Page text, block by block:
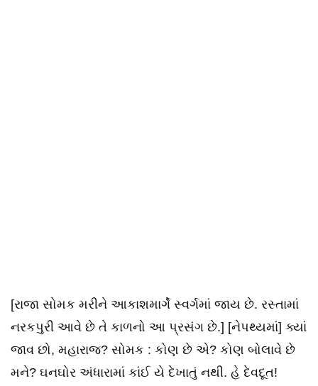
[રાજા સોમક મરીને આકાશમાર્ગે સ્વર્ગમાં જાય છે. રસ્તામાં
નરકપુરી આવે છે તે કાળનો આ પ્રસંગ છે.] [નેપથ્યમાં] ક્યાં
જાવ છો, મહારાજ? સોમક : કોણ છે એ? કોણ બોલાવે છે
મને? ઘનઘોર અંધારામાં કાંઈ યે દેખાતું નથી. હે દેવદૂત!